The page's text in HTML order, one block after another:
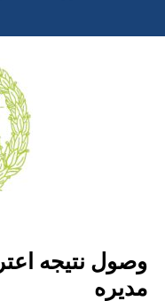
وصول نتیجه
مدیره